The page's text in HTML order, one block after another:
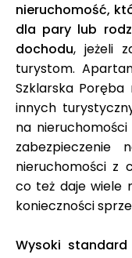
nieruchomość,
dla pary lub
dochodu, jeżeli
turystom.
Szklarska
innych
na
zabezpieczenie
nieruchomości z
co też daje wiele
konieczności
Wysoki